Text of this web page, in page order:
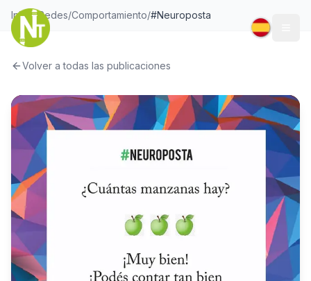
Inicio/Redes/Comportamiento/#Neuroposta
Volver a todas las publicaciones